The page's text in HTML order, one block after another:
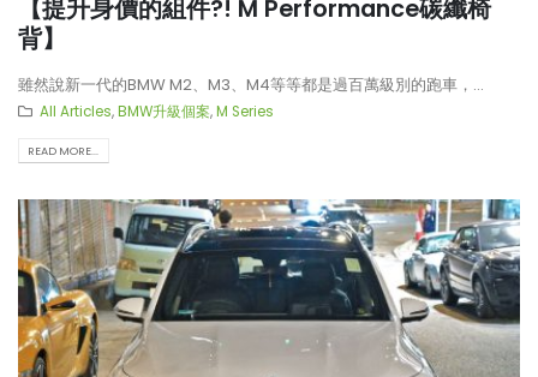
【提升身價的組件?! M Performance碳纖椅
背】
雖然說新一代的BMW M2、M3、M4等等都是過百萬級別的跑車，...
All Articles,BMW升級個案,M Series
READ MORE...